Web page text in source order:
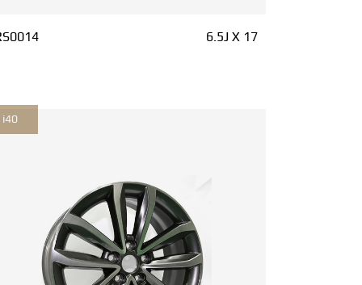
6.5J X 17
i40